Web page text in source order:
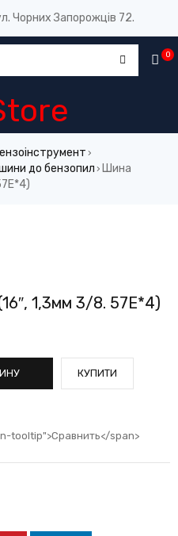
Чорних Запорожців 72.
0
›
до бензопил › Шина
1,3мм 3/8. 57E*4)
КУПИТИ
tooltip">Сравнить</span>